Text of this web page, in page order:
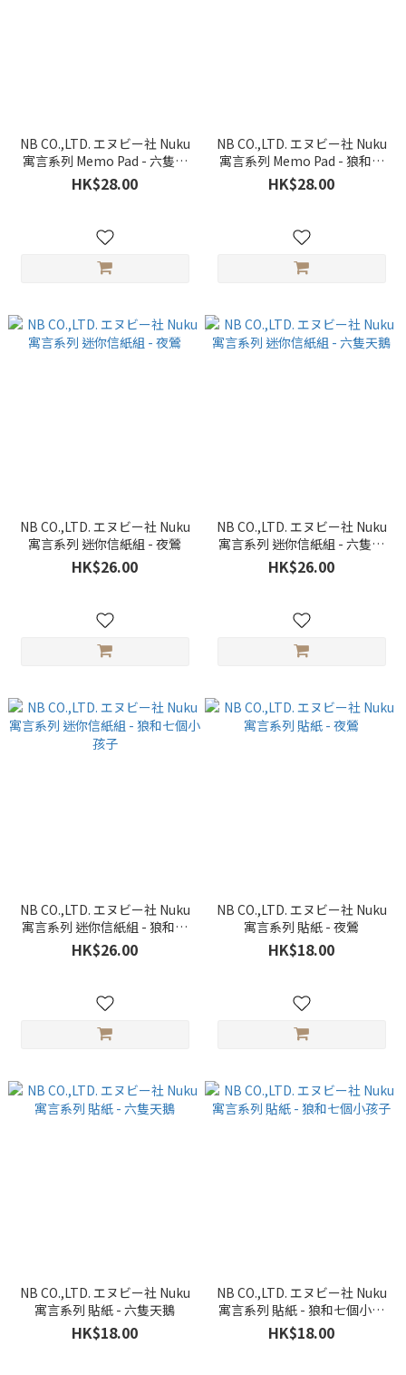
NB CO.,LTD. エヌビー社 Nuku
寓言系列 Memo Pad - 六隻天
鵝
HK$28.00
NB CO.,LTD. エヌビー社 Nuku
寓言系列 Memo Pad - 狼和七
個小孩子
HK$28.00
NB CO.,LTD. エヌビー社 Nuku
寓言系列 迷你信紙組 - 夜鶯
HK$26.00
NB CO.,LTD. エヌビー社 Nuku
寓言系列 迷你信紙組 - 六隻天
鵝
HK$26.00
NB CO.,LTD. エヌビー社 Nuku
寓言系列 迷你信紙組 - 狼和七
個小孩子
HK$26.00
NB CO.,LTD. エヌビー社 Nuku
寓言系列 貼紙 - 夜鶯
HK$18.00
NB CO.,LTD. エヌビー社 Nuku
寓言系列 貼紙 - 六隻天鵝
HK$18.00
NB CO.,LTD. エヌビー社 Nuku
寓言系列 貼紙 - 狼和七個小孩
子
HK$18.00